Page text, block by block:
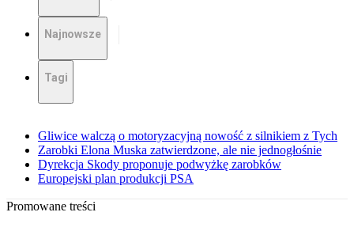
Najnowsze
Tagi
Gliwice walczą o motoryzacyjną nowość z silnikiem z Tych
Zarobki Elona Muska zatwierdzone, ale nie jednogłośnie
Dyrekcja Skody proponuje podwyżkę zarobków
Europejski plan produkcji PSA
Promowane treści